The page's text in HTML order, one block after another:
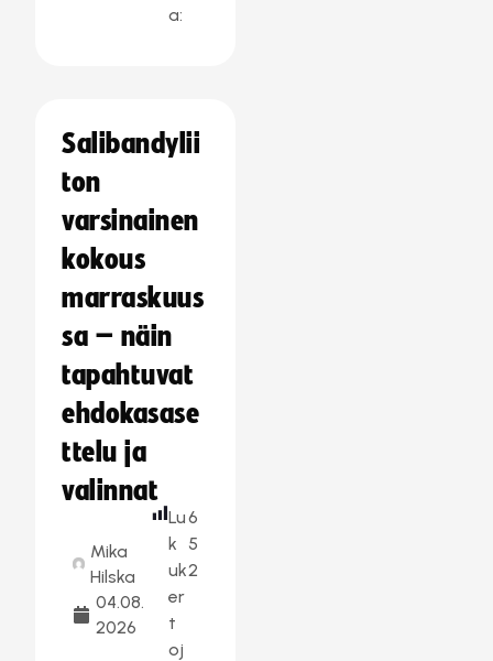
a:
Salibandylii
ton
varsinainen
kokous
marraskuus
sa – näin
tapahtuvat
ehdokasase
ttelu ja
valinnat
Mika
Hilska
04.08.
2026
Lu
k
uk
er
t
oj
6
5
2